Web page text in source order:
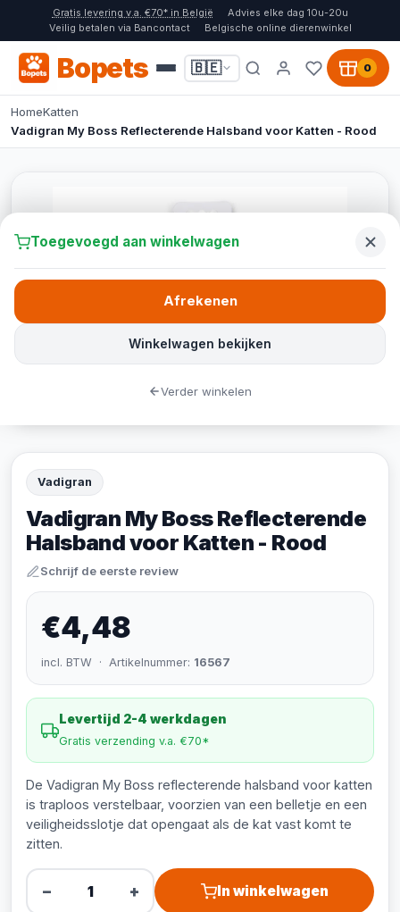
Gratis levering v.a. €70* in België
Advies elke dag 10u-20u
Veilig betalen via Bancontact
Belgische online dierenwinkel
Bopets 🇧🇪 0
HomeKatten
Vadigran My Boss Reflecterende Halsband voor Katten - Rood
Vadigran
Vadigran My Boss Reflecterende
Halsband voor Katten - Rood
Schrijf de eerste review
€4,48
incl. BTW · Artikelnummer: 16567
Levertijd 2-4 werkdagen
Gratis verzending v.a. €70*
De Vadigran My Boss reflecterende halsband voor katten
is traploos verstelbaar, voorzien van een belletje en een
veiligheidsslotje dat opengaat als de kat vast komt te
zitten.
− + In winkelwagen
Toegevoegd aan winkelwagen
Winkelwagen bekijken
Afrekenen
Verder winkelen